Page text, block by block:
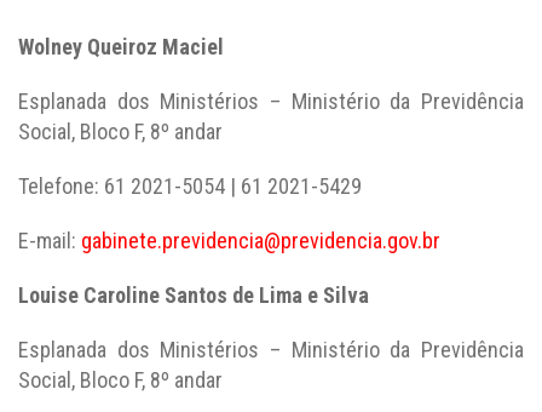
Wolney Queiroz Maciel
Esplanada dos Ministérios – Ministério da Previdência
Social, Bloco F, 8º andar
Telefone: 61 2021-5054 | 61 2021-5429
E-mail: gabinete.previdencia@previdencia.gov.br
Louise Caroline Santos de Lima e Silva
Esplanada dos Ministérios – Ministério da Previdência
Social, Bloco F, 8º andar